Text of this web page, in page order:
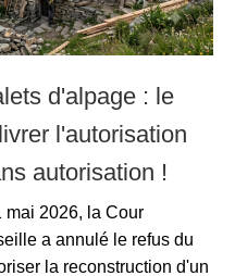
d'alpage : le
l'autorisation
autorisation !
mai 2026, la Cour
a annulé le refus du
la reconstruction d'un